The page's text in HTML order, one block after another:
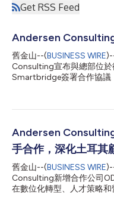
Get RSS Feed
Andersen
舊金山--(BUSINESS WIRE
Consulting宣布與總部位
Smartbridge簽署合作協議
加速數位轉型並實現營運
轉型與成長。Smartbridge
協助企業整合資料、完善決
業正致力於加速數位與人工
商業價值的實用方法。」
們的團隊致力於協助客戶
驗，並為股東創造財務成
Consulting合作，我們拓
Andersen
手合作，深化土耳其
舊金山--(BUSINESS WIRE
Consulting新增合作公司
在數位化轉型、人才策略